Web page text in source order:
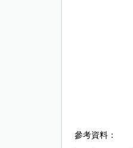
參考資料：